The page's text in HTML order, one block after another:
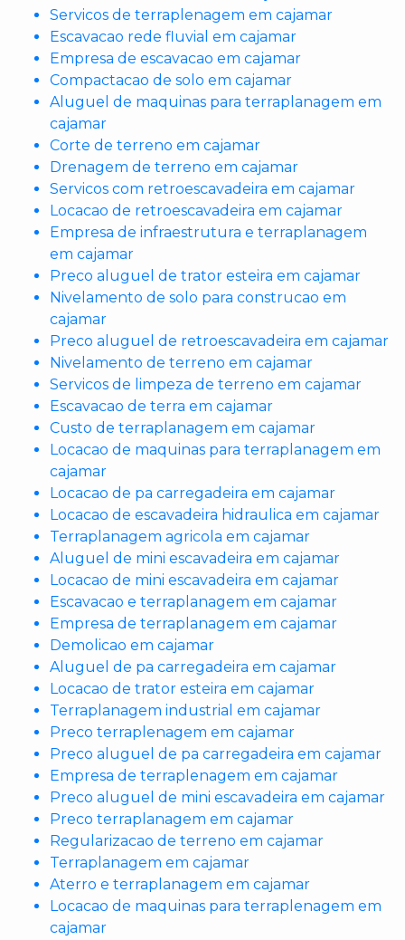
Servicos de terraplenagem em cajamar
Escavacao rede fluvial em cajamar
Empresa de escavacao em cajamar
Compactacao de solo em cajamar
Aluguel de maquinas para terraplanagem em
cajamar
Corte de terreno em cajamar
Drenagem de terreno em cajamar
Servicos com retroescavadeira em cajamar
Locacao de retroescavadeira em cajamar
Empresa de infraestrutura e terraplanagem
em cajamar
Preco aluguel de trator esteira em cajamar
Nivelamento de solo para construcao em
cajamar
Preco aluguel de retroescavadeira em cajamar
Nivelamento de terreno em cajamar
Servicos de limpeza de terreno em cajamar
Escavacao de terra em cajamar
Custo de terraplanagem em cajamar
Locacao de maquinas para terraplanagem em
cajamar
Locacao de pa carregadeira em cajamar
Locacao de escavadeira hidraulica em cajamar
Terraplanagem agricola em cajamar
Aluguel de mini escavadeira em cajamar
Locacao de mini escavadeira em cajamar
Escavacao e terraplanagem em cajamar
Empresa de terraplanagem em cajamar
Demolicao em cajamar
Aluguel de pa carregadeira em cajamar
Locacao de trator esteira em cajamar
Terraplanagem industrial em cajamar
Preco terraplenagem em cajamar
Preco aluguel de pa carregadeira em cajamar
Empresa de terraplenagem em cajamar
Preco aluguel de mini escavadeira em cajamar
Preco terraplanagem em cajamar
Regularizacao de terreno em cajamar
Terraplanagem em cajamar
Aterro e terraplanagem em cajamar
Locacao de maquinas para terraplenagem em
cajamar